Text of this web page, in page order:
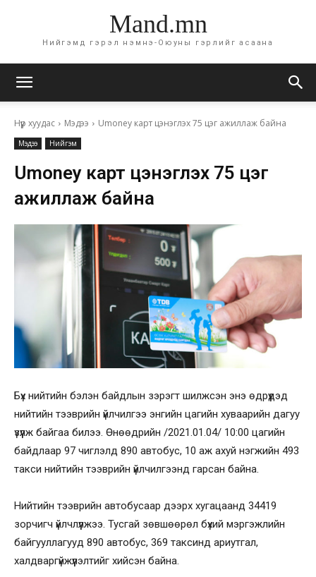
Mand.mn
Нийгэмд гэрэл нэмнэ-Оюуны гэрлийг асаана
Нүүр хуудас Мэдээ Umoney карт цэнэглэх 75 цэг ажиллаж байна
Мэдээ Нийгэм
Umoney карт цэнэглэх 75 цэг
ажиллаж байна
Бүх нийтийн бэлэн байдлын зэрэгт шилжсэн энэ өдрүүдэд
нийтийн тээврийн үйлчилгээ энгийн цагийн хуваарийн дагуу
үзүүлж байгаа билээ. Өнөөдрийн /2021.01.04/ 10:00 цагийн
байдлаар 97 чиглэлд 890 автобус, 10 аж ахуй нэгжийн 493
такси нийтийн тээврийн үйлчилгээнд гарсан байна.
Нийтийн тээврийн автобусаар дээрх хугацаанд 34419
зорчигч үйлчлүүлжээ. Тусгай зөвшөөрөл бүхий мэргэжлийн
байгууллагууд 890 автобус, 369 таксинд ариутгал,
халдваргүйжүүлэлтийг хийсэн байна.